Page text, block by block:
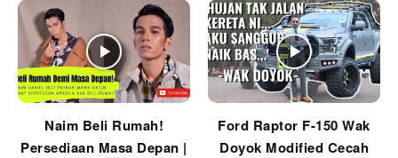
Naim Beli Rumah!
Persediaan Masa Depan |
Ford Raptor F-150 Wak
Doyok Modified Cecah